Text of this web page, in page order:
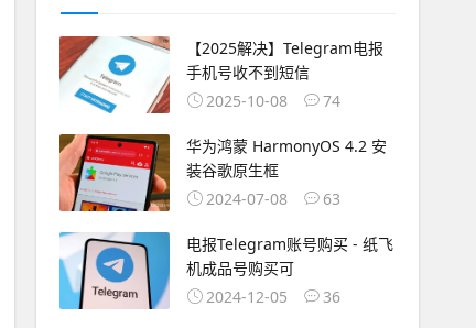
【2025解决】Telegram电报
手机号收不到短信
2025-10-08
74
华为鸿蒙 HarmonyOS 4.2 安
装谷歌原生框
2024-07-08
63
电报Telegram账号购买 - 纸飞
机成品号购买可
2024-12-05
36